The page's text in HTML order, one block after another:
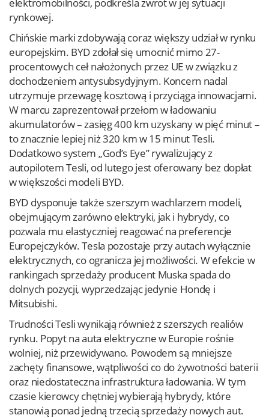
rynkowej.
Chińskie marki zdobywają coraz większy udział w rynku
europejskim. BYD zdołał się umocnić mimo 27-
procentowych ceł nałożonych przez UE w związku z
dochodzeniem antysubsydyjnym. Koncern nadal
utrzymuje przewagę kosztową i przyciąga innowacjami.
W marcu zaprezentował przełom w ładowaniu
akumulatorów – zasięg 400 km uzyskany w pięć minut –
to znacznie lepiej niż 320 km w 15 minut Tesli.
Dodatkowo system „God’s Eye” rywalizujący z
autopilotem Tesli, od lutego jest oferowany bez dopłat
w większości modeli BYD.
BYD dysponuje także szerszym wachlarzem modeli,
obejmującym zarówno elektryki, jak i hybrydy, co
pozwala mu elastyczniej reagować na preferencje
Europejczyków. Tesla pozostaje przy autach wyłącznie
elektrycznych, co ogranicza jej możliwości. W efekcie w
rankingach sprzedaży producent Muska spada do
dolnych pozycji, wyprzedzając jedynie Hondę i
Mitsubishi.
Trudności Tesli wynikają również z szerszych realiów
rynku. Popyt na auta elektryczne w Europie rośnie
wolniej, niż przewidywano. Powodem są mniejsze
zachęty finansowe, wątpliwości co do żywotności baterii
oraz niedostateczna infrastruktura ładowania. W tym
czasie kierowcy chętniej wybierają hybrydy, które
stanowią ponad jedną trzecią sprzedaży nowych aut.